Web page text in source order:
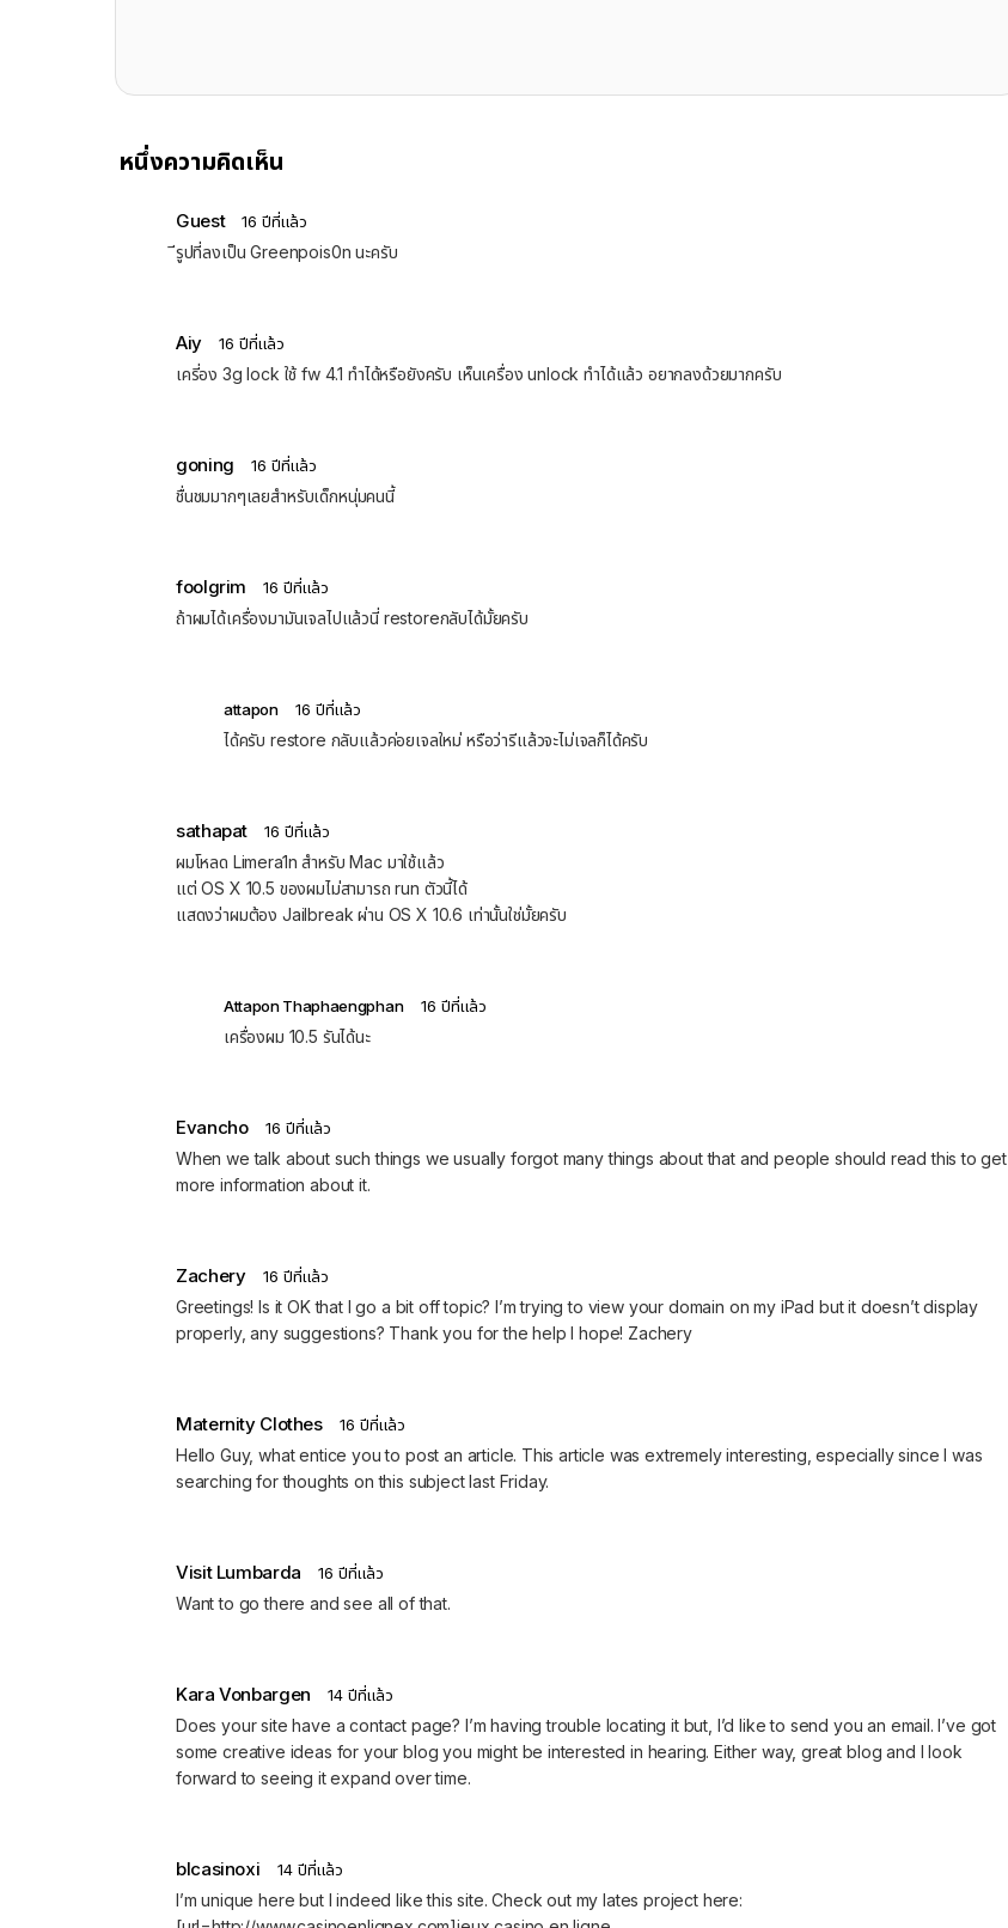
หนึ่งความคิดเห็น
Guest 16 ปีที่แล้ว
ีรูปที่ลงเป็น Greenpois0n นะครับ
Aiy 16 ปีที่แล้ว
เครี่อง 3g lock ใช้ fw 4.1 ทำได้หรือยังครับ เห็นเครื่อง unlock ทำได้แล้ว อยากลงด้วยมากครับ
goning 16 ปีที่แล้ว
ชื่นชมมากๆเลยสำหรับเด็กหนุ่มคนนี้
foolgrim 16 ปีที่แล้ว
ถ้าผมได้เครื่องมามันเจลไปแล้วนี่ restoreกลับได้มั้ยครับ
attapon 16 ปีที่แล้ว
ได้ครับ restore กลับแล้วค่อยเจลใหม่ หรือว่ารีแล้วจะไม่เจลก็ได้ครับ
sathapat 16 ปีที่แล้ว
ผมโหลด Limera1n สำหรับ Mac มาใช้แล้ว
แต่ OS X 10.5 ของผมไม่สามารถ run ตัวนี้ได้
แสดงว่าผมต้อง Jailbreak ผ่าน OS X 10.6 เท่านั้นใช่มั้ยครับ
Attapon Thaphaengphan 16 ปีที่แล้ว
เครื่องผม 10.5 รันได้นะ
Evancho 16 ปีที่แล้ว
When we talk about such things we usually forgot many things about that and people should read this to get
more information about it.
Zachery 16 ปีที่แล้ว
Greetings! Is it OK that I go a bit off topic? I’m trying to view your domain on my iPad but it doesn’t display
properly, any suggestions? Thank you for the help I hope! Zachery
Maternity Clothes 16 ปีที่แล้ว
Hello Guy, what entice you to post an article. This article was extremely interesting, especially since I was
searching for thoughts on this subject last Friday.
Visit Lumbarda 16 ปีที่แล้ว
Want to go there and see all of that.
Kara Vonbargen 14 ปีที่แล้ว
Does your site have a contact page? I’m having trouble locating it but, I’d like to send you an email. I’ve got
some creative ideas for your blog you might be interested in hearing. Either way, great blog and I look
forward to seeing it expand over time.
blcasinoxi 14 ปีที่แล้ว
I’m unique here but I indeed like this site. Check out my lates project here: